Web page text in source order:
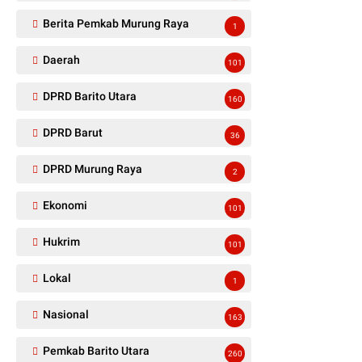
Berita Pemkab Murung Raya 1
Daerah 101
DPRD Barito Utara 160
DPRD Barut 36
DPRD Murung Raya 2
Ekonomi 101
Hukrim 101
Lokal 1
Nasional 163
Pemkab Barito Utara 260